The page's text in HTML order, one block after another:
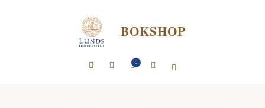
BOKSHOP
0